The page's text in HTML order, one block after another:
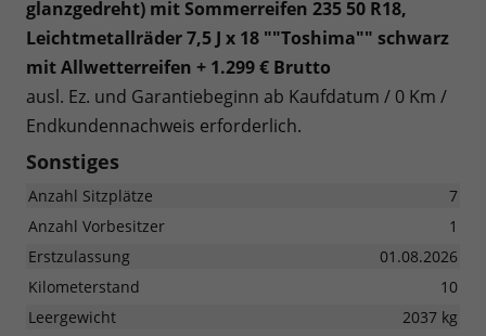
glanzgedreht) mit Sommerreifen 235 50 R18,
Leichtmetallräder 7,5 J x 18 ""Toshima"" schwarz
mit Allwetterreifen + 1.299 € Brutto
ausl. Ez. und Garantiebeginn ab Kaufdatum / 0 Km /
Endkundennachweis erforderlich.
Sonstiges
Anzahl Sitzplätze
7
Anzahl Vorbesitzer
1
Erstzulassung
01.08.2026
Kilometerstand
10
Leergewicht
2037 kg